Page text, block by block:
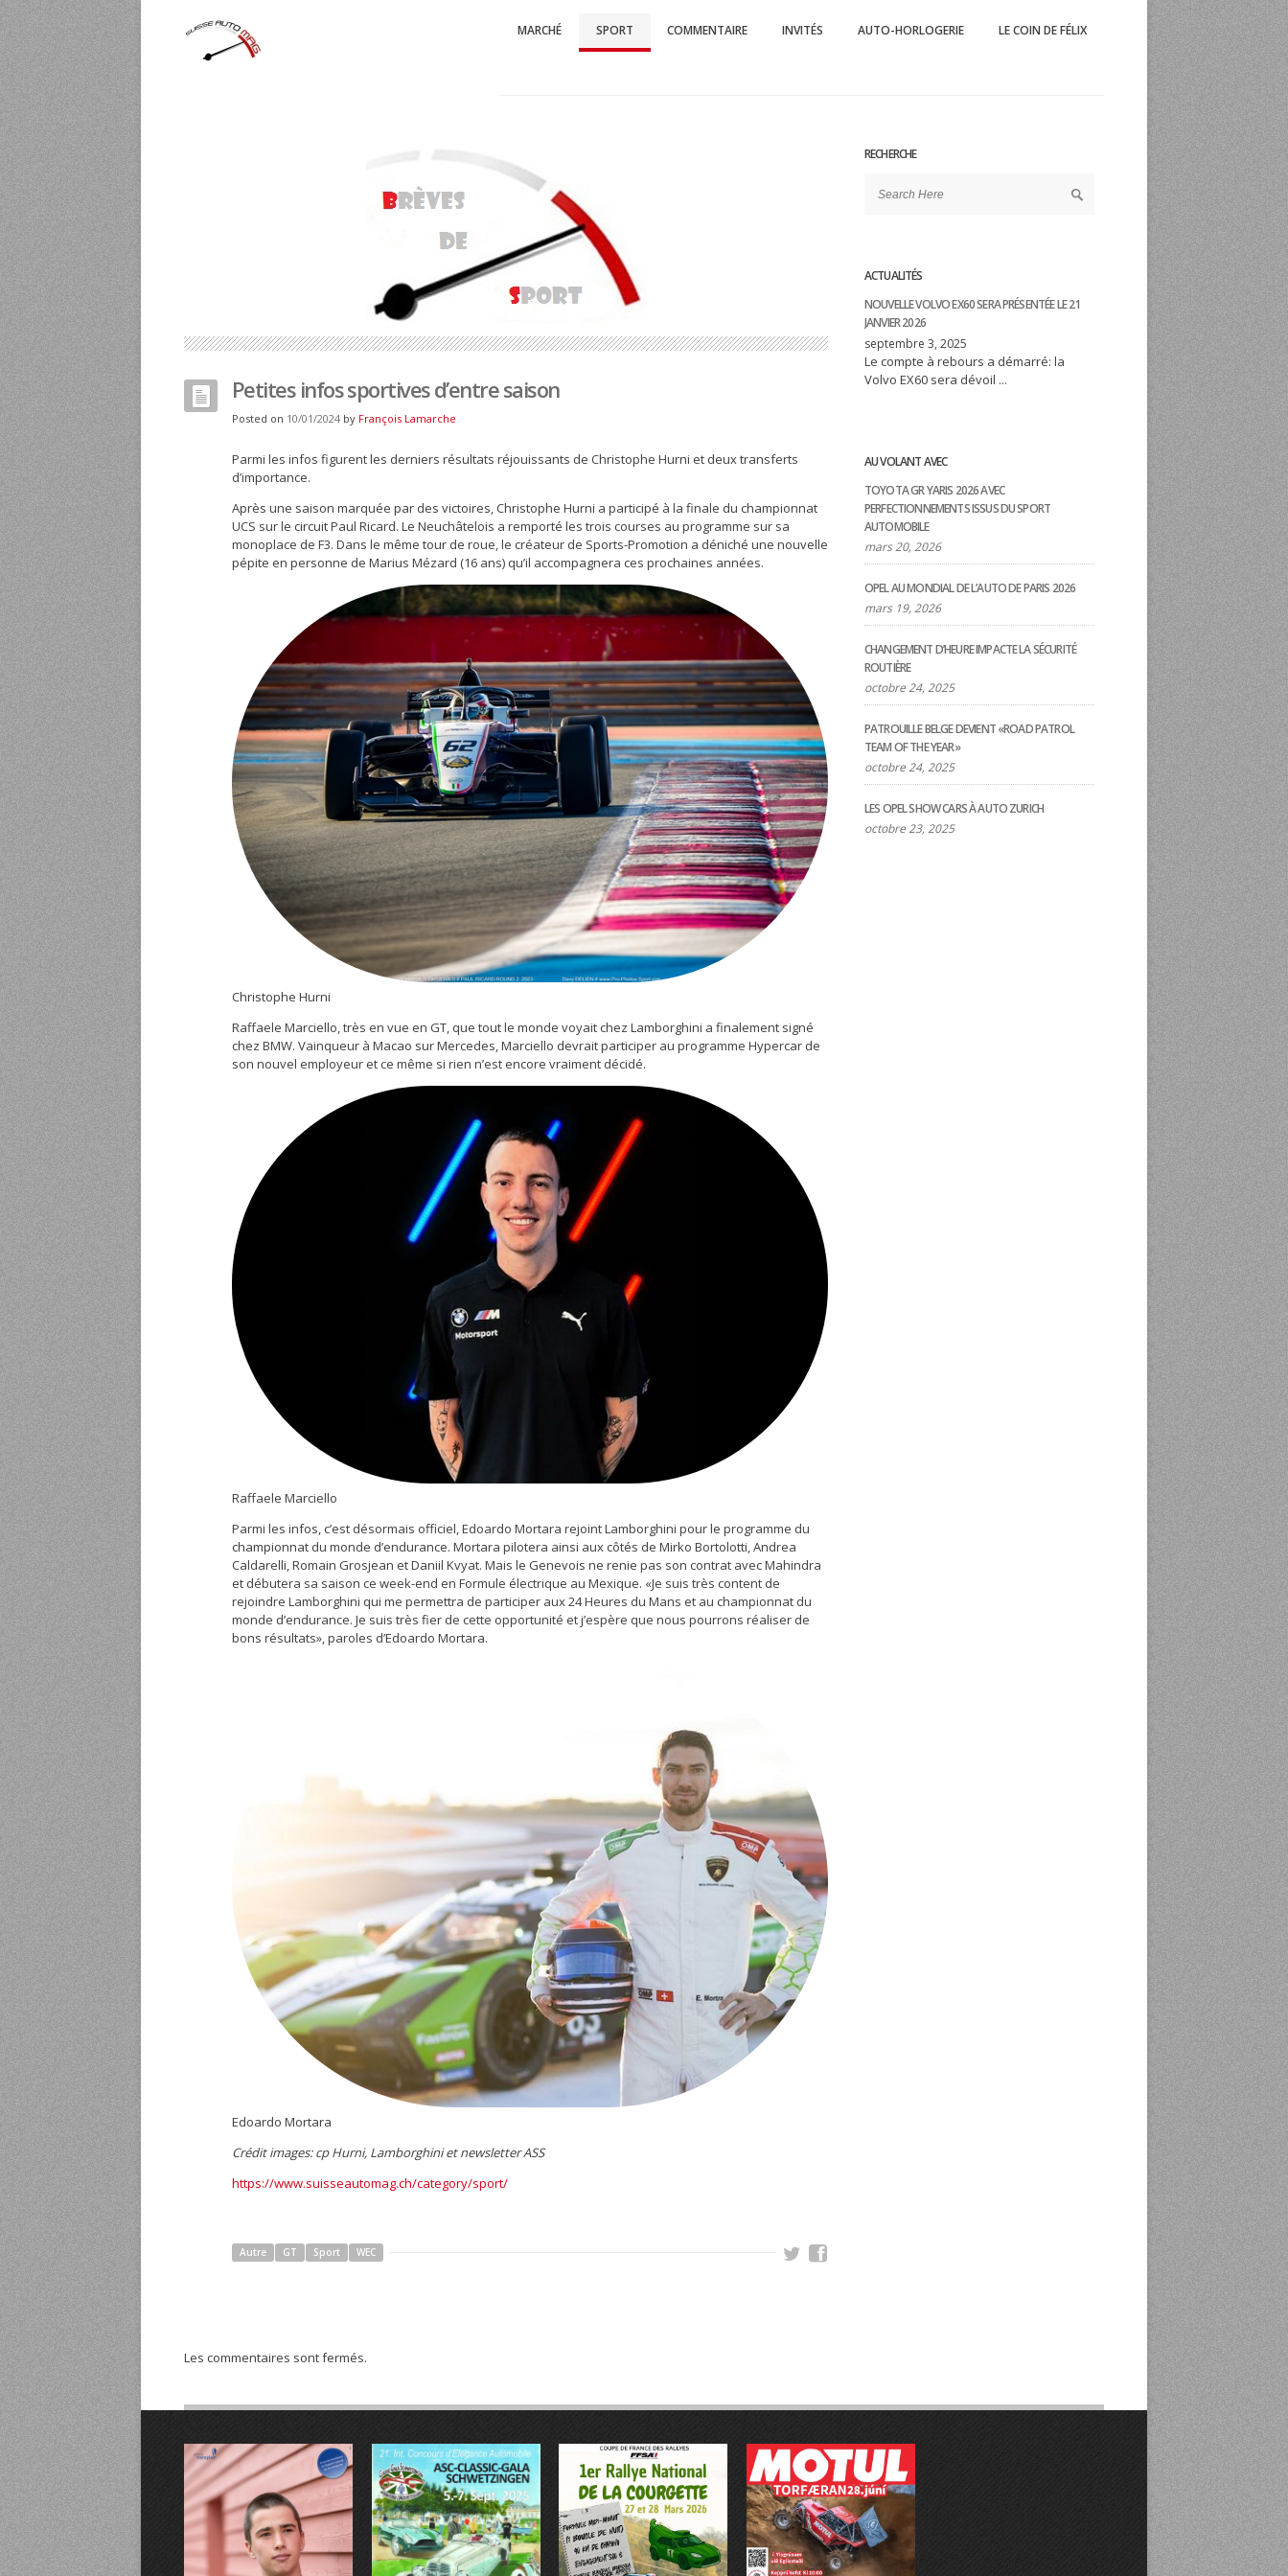
Suisse Auto Mag
L'essentiel de l'automobile et du sport éponyme
MARCHÉ SPORT COMMENTAIRE INVITÉS AUTO-HORLOGERIE LE COIN DE FÉLIX
Petites infos sportives d’entre saison
Posted on 10/01/2024 by François Lamarche
Parmi les infos figurent les derniers résultats réjouissants de Christophe Hurni et deux transferts
d’importance.
Après une saison marquée par des victoires, Christophe Hurni a participé à la finale du championnat
UCS sur le circuit Paul Ricard. Le Neuchâtelois a remporté les trois courses au programme sur sa
monoplace de F3. Dans le même tour de roue, le créateur de Sports-Promotion a déniché une nouvelle
pépite en personne de Marius Mézard (16 ans) qu’il accompagnera ces prochaines années.
Christophe Hurni
Raffaele Marciello, très en vue en GT, que tout le monde voyait chez Lamborghini a finalement signé
chez BMW. Vainqueur à Macao sur Mercedes, Marciello devrait participer au programme Hypercar de
son nouvel employeur et ce même si rien n’est encore vraiment décidé.
Raffaele Marciello
Parmi les infos, c’est désormais officiel, Edoardo Mortara rejoint Lamborghini pour le programme du
championnat du monde d’endurance. Mortara pilotera ainsi aux côtés de Mirko Bortolotti, Andrea
Caldarelli, Romain Grosjean et Daniil Kvyat. Mais le Genevois ne renie pas son contrat avec Mahindra
et débutera sa saison ce week-end en Formule électrique au Mexique. «Je suis très content de
rejoindre Lamborghini qui me permettra de participer aux 24 Heures du Mans et au championnat du
monde d’endurance. Je suis très fier de cette opportunité et j’espère que nous pourrons réaliser de
bons résultats», paroles d’Edoardo Mortara.
Edoardo Mortara
Crédit images: cp Hurni, Lamborghini et newsletter ASS
https://www.suisseautomag.ch/category/sport/
Autre GT Sport WEC
Les commentaires sont fermés.
RECHERCHE
ACTUALITÉS
NOUVELLE VOLVO EX60 SERA PRÉSENTÉE LE 21
JANVIER 2026
septembre 3, 2025
Le compte à rebours a démarré: la
Volvo EX60 sera dévoil ...
AU VOLANT AVEC
TOYOTA GR YARIS 2026 AVEC
PERFECTIONNEMENTS ISSUS DU SPORT
AUTOMOBILE
mars 20, 2026
OPEL AU MONDIAL DE L’AUTO DE PARIS 2026
mars 19, 2026
CHANGEMENT D’HEURE IMPACTE LA SÉCURITÉ
ROUTIÈRE
octobre 24, 2025
PATROUILLE BELGE DEVIENT «ROAD PATROL
TEAM OF THE YEAR»
octobre 24, 2025
LES OPEL SHOW CARS À AUTO ZURICH
octobre 23, 2025